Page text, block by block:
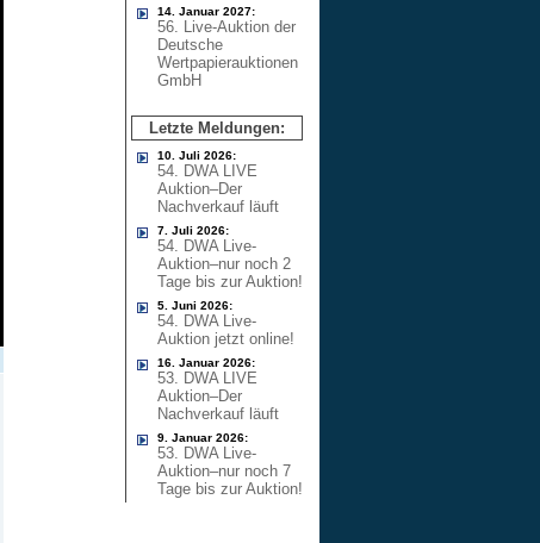
14. Januar 2027:
56. Live-Auktion der
Deutsche
Wertpapierauktionen
GmbH
Letzte Meldungen:
10. Juli 2026:
54. DWA LIVE
Auktion–Der
Nachverkauf läuft
7. Juli 2026:
54. DWA Live-
Auktion–nur noch 2
Tage bis zur Auktion!
5. Juni 2026:
54. DWA Live-
Auktion jetzt online!
16. Januar 2026:
53. DWA LIVE
Auktion–Der
Nachverkauf läuft
9. Januar 2026:
53. DWA Live-
Auktion–nur noch 7
Tage bis zur Auktion!